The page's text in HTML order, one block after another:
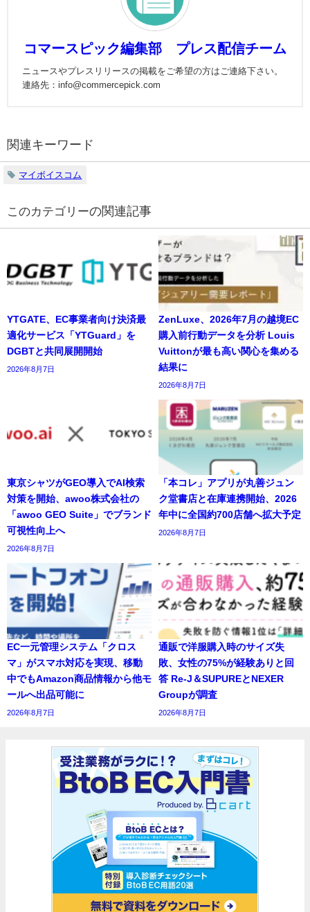
コマースピック編集部 プレス配信チーム
ニュースやプレスリリースの掲載をご希望の方はご連絡下さい。
連絡先：info@commercepick.com
関連キーワード
マイボイスコム
の関連記事
YTGATE、EC事業者向け決済最
適化サービス「YTGuard」を
DGBTと共同展開開始
2026年8月7日
ZenLuxe、2026年7月の越境EC
購入前行動データを分析 Louis
Vuittonが最も高い関心を集める
結果に
2026年8月7日
東京シャツがGEO導入でAI検索
対策を開始、awoo株式会社の
「awoo GEO Suite」でブランド
可視性向上へ
2026年8月7日
「本コレ」アプリが丸善ジュン
ク堂書店と在庫連携開始、2026
年中に全国約700店舗へ拡大予定
2026年8月7日
EC一元管理システム「クロス
マ」がスマホ対応を実現、移動
中でもAmazon商品情報から他モ
ールへ出品可能に
2026年8月7日
通販で洋服購入時のサイズ失
敗、女性の75%が経験ありと回
答 Re-J＆SUPUREとNEXER
Groupが調査
2026年8月7日